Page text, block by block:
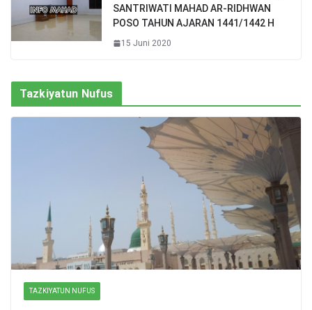
SANTRIWATI MAHAD AR-RIDHWAN
POSO TAHUN AJARAN 1441/1442 H
15 Juni 2020
Tazkiyatun Nufus
TAZKIYATUN NUFUS